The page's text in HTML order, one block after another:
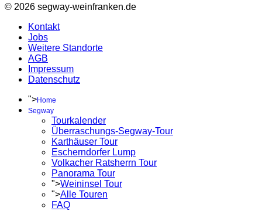
© 2026 segway-weinfranken.de
Kontakt
Jobs
Weitere Standorte
AGB
Impressum
Datenschutz
">Home
Segway
Tourkalender
Überraschungs-Segway-Tour
Karthäuser Tour
Escherndorfer Lump
Volkacher Ratsherrn Tour
Panorama Tour
">Weininsel Tour
">Alle Touren
FAQ